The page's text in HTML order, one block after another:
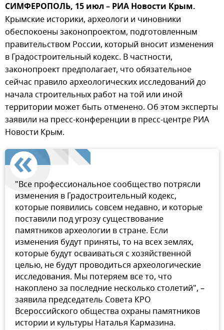
СИМФЕРОПОЛЬ, 15 июл – РИА Новости Крым.
Крымские историки, археологи и чиновники
обеспокоены законопроектом, подготовленным
правительством России, который вносит изменения
в Градостроительный кодекс. В частности,
законопроект предполагает, что обязательное
сейчас правило археологических исследований до
начала строительных работ на той или иной
территории может быть отменено. Об этом эксперты
заявили на пресс-конференции в пресс-центре РИА
Новости Крым.
"Все профессиональное сообщество потрясли
изменения в Градостроительный кодекс,
которые появились совсем недавно, и которые
поставили под угрозу существование
памятников археологии в стране. Если
изменения будут приняты, то на всех землях,
которые будут осваиваться с хозяйственной
целью, не будут проводиться археологические
исследования. Мы потеряем все то, что
накоплено за последние несколько столетий", –
заявила председатель Совета КРО
Всероссийского общества охраны памятников
истории и культуры Наталья Кармазина.